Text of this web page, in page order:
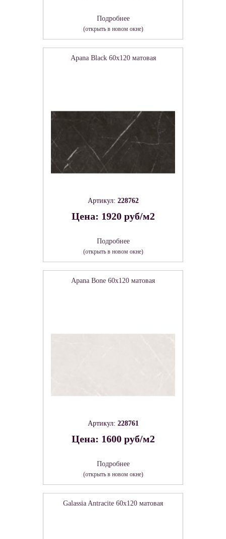
Подробнее
(открыть в новом окне)
Apana Black 60х120 матовая
Артикул: 228762
Цена: 1920 руб/м2
Подробнее
(открыть в новом окне)
Apana Bone 60х120 матовая
Артикул: 228761
Цена: 1600 руб/м2
Подробнее
(открыть в новом окне)
Galassia Antracite 60х120 матовая